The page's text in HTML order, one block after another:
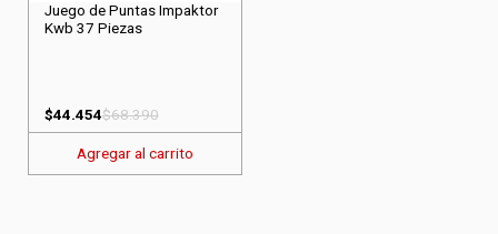
Juego de Puntas Impaktor
Kwb 37 Piezas
$68.390
$44.454
Agregar al carrito